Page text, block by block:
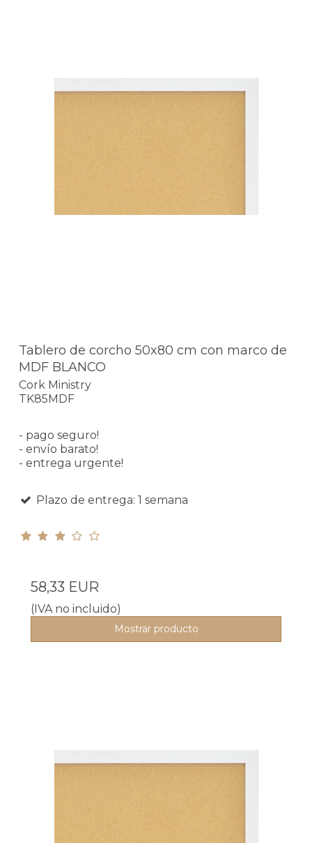
Tablero de corcho 50x80 cm con marco de
MDF BLANCO
Cork Ministry
TK85MDF
- pago seguro!
- envío barato!
- entrega urgente!
Plazo de entrega: 1 semana
58,33 EUR
(IVA no incluido)
Mostrar producto